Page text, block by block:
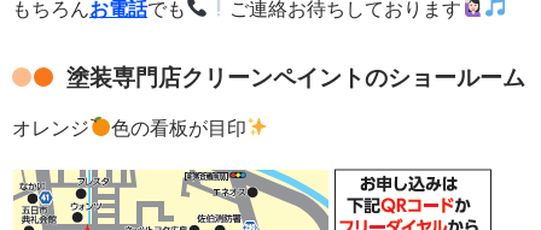
もちろんお電話でも ご連絡お待ちしております
塗装専門店クリーンペイントのショールーム
オレンジ 色の看板が目印